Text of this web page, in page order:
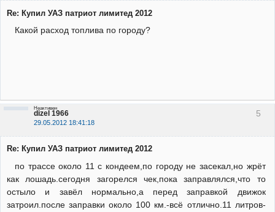
Re: Купил УАЗ патриот лимитед 2012
Какой расход топлива по городу?
5
dizel 1966
29.05.2012 18:41:18
Неактивен
Re: Купил УАЗ патриот лимитед 2012
по трассе около 11 с кондеем,по городу не засекал,но жрёт
как лошадь.сегодня загорелся чек,пока заправлялся,что то
остыло и завёл нормально,а перед заправкой движок
затроил.после заправки около 100 км.-всё отлично.11 литров-